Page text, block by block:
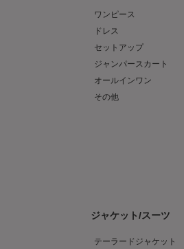
ワンピース
ドレス
セットアップ
ジャンパースカート
オールインワン
その他
ジャケット/スーツ
テーラードジャケット